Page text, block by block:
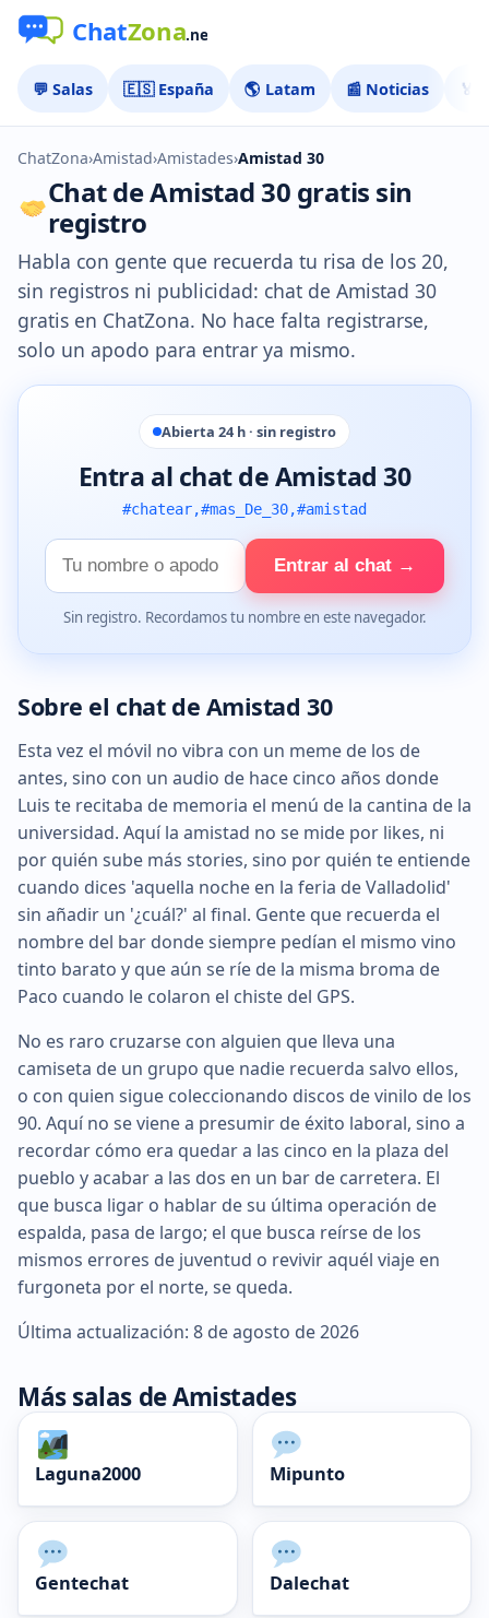
💬 Salas 🇪🇸 España 🌎 Latam 📰 Noticias 🏅
ChatZona›Amistad›Amistades›Amistad 30
Chat de Amistad 30 gratis sin
registro
Habla con gente que recuerda tu risa de los 20,
sin registros ni publicidad: chat de Amistad 30
gratis en ChatZona. No hace falta registrarse,
solo un apodo para entrar ya mismo.
Abierta 24 h · sin registro
Entra al chat de Amistad 30
#chatear,#mas_De_30,#amistad
Tu
nombre
Entrar al chat →
Sin registro. Recordamos tu nombre en este navegador.
Sobre el chat de Amistad 30
Esta vez el móvil no vibra con un meme de los de
antes, sino con un audio de hace cinco años donde
Luis te recitaba de memoria el menú de la cantina de la
universidad. Aquí la amistad no se mide por likes, ni
por quién sube más stories, sino por quién te entiende
cuando dices 'aquella noche en la feria de Valladolid'
sin añadir un '¿cuál?' al final. Gente que recuerda el
nombre del bar donde siempre pedían el mismo vino
tinto barato y que aún se ríe de la misma broma de
Paco cuando le colaron el chiste del GPS.
No es raro cruzarse con alguien que lleva una
camiseta de un grupo que nadie recuerda salvo ellos,
o con quien sigue coleccionando discos de vinilo de los
90. Aquí no se viene a presumir de éxito laboral, sino a
recordar cómo era quedar a las cinco en la plaza del
pueblo y acabar a las dos en un bar de carretera. El
que busca ligar o hablar de su última operación de
espalda, pasa de largo; el que busca reírse de los
mismos errores de juventud o revivir aquél viaje en
furgoneta por el norte, se queda.
Última actualización: 8 de agosto de 2026
Más salas de Amistades
Laguna2000 Mipunto
Gentechat Dalechat